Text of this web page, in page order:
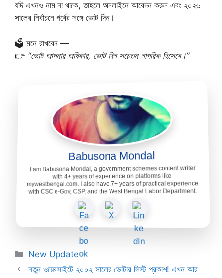
যদি এখনও নাম না থাকে, তাহলে অনলাইনে আবেদন করুন এবং ২০২৬
সালের নির্বাচনে গর্বের সঙ্গে ভোট দিন।
🗳️ মনে রাখবেন —
👉 “ভোট আপনার অধিকার, ভোট দিন সচেতন নাগরিক হিসেবে।”
Babusona Mondal
I am Babusona Mondal, a government schemes content writer
with 4+ years of experience on platforms like
mywestbengal.com. I also have 7+ years of practical experience
with CSC e-Gov, CSP, and the West Bengal Labor Department.
Categories
New Update
নতুন ওয়েবসাইটে ২০০২ সালের ভোটার লিস্ট প্রকাশ! এখন আর